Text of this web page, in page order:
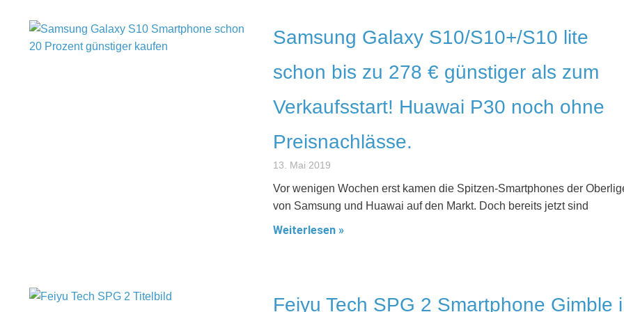
Samsung Galaxy S10/S10+/S10 lite
schon bis zu 278 € günstiger als zum
Verkaufsstart! Huawai P30 noch ohne
Preisnachlässe.
13. Mai 2019
Vor wenigen Wochen erst kamen die Spitzen-Smartphones der
von Samsung und Huawai auf den Markt. Doch bereits jetzt sind
Weiterlesen »
Feiyu Tech SPG 2 Smartphone Gimble